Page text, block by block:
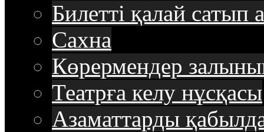
Билетті қалай сатып
Сахна
Көрермендер
Театрға келу нұсқасы
Азаматтарды